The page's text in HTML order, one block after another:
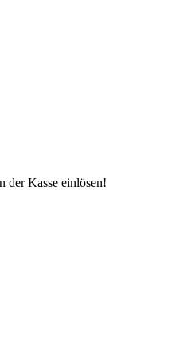
der Kasse einlösen!